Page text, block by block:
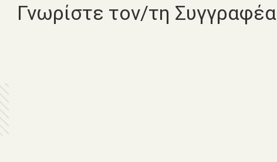
Γνωρίστε τον/τη Συγγραφέα